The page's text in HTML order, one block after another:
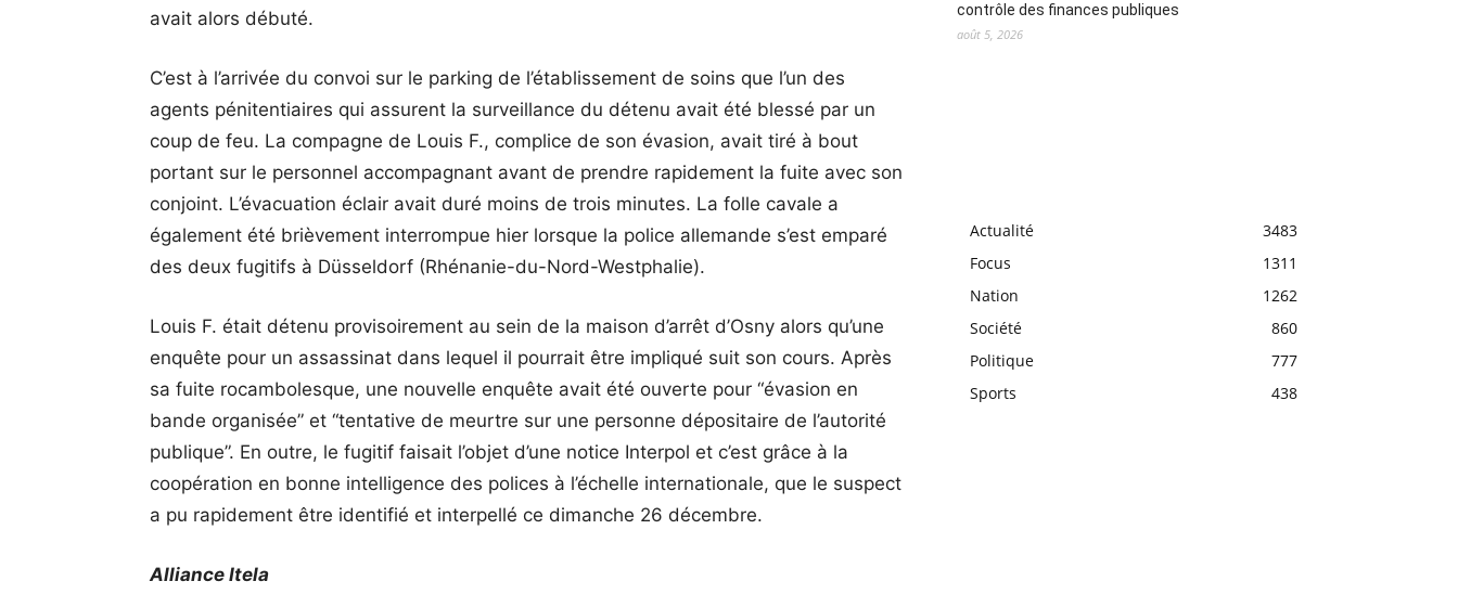
avait alors débuté.
C’est à l’arrivée du convoi sur le parking de l’établissement de soins que l’un des
agents pénitentiaires qui assurent la surveillance du détenu avait été blessé par un
coup de feu. La compagne de Louis F., complice de son évasion, avait tiré à bout
portant sur le personnel accompagnant avant de prendre rapidement la fuite avec son
conjoint. L’évacuation éclair avait duré moins de trois minutes. La folle cavale a
également été brièvement interrompue hier lorsque la police allemande s’est emparé
des deux fugitifs à Düsseldorf (Rhénanie-du-Nord-Westphalie).
Louis F. était détenu provisoirement au sein de la maison d’arrêt d’Osny alors qu’une
enquête pour un assassinat dans lequel il pourrait être impliqué suit son cours. Après
sa fuite rocambolesque, une nouvelle enquête avait été ouverte pour “évasion en
bande organisée” et “tentative de meurtre sur une personne dépositaire de l’autorité
publique”. En outre, le fugitif faisait l’objet d’une notice Interpol et c’est grâce à la
coopération en bonne intelligence des polices à l’échelle internationale, que le suspect
a pu rapidement être identifié et interpellé ce dimanche 26 décembre.
Alliance Itela
contrôle des finances publiques
août 5, 2026
Actualité
3483
Focus
1311
Nation
1262
Société
860
Politique
777
Sports
438